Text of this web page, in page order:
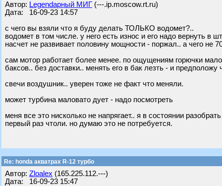
Автор: Legendарный МИГ (---.ip.moscow.rt.ru)
Дата: 16-09-23 14:57
с чего вы взяли что я буду делать ТОЛЬКО водомет?..
водомет в том числе. у него есть износ и его надо вернуть в
насчет не развивает половину мощности - поржал.. а чего не
сам мотор работает более менее. по ощущениям горючки
баксов.. без доставки.. менять его в бак лезть - и предположу
свечи воздушник.. уверен тоже не факт что меняли.
может турбина маловато дует - надо посмотреть
меня все это нисколько не напрягает.. я в состоянии
первый раз чтоли. но думаю это не потребуется.
Re: honda акватрах R-12 турбо
Автор: Zloalex (165.225.112.---)
Дата: 16-09-23 15:47